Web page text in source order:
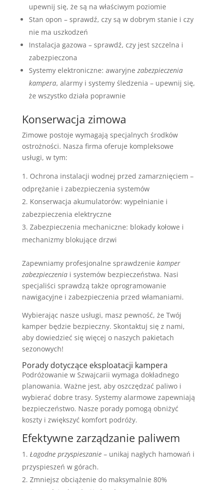
upewnij się, że są na właściwym poziomie
Stan opon – sprawdź, czy są w dobrym stanie i czy
nie ma uszkodzeń
Instalacja gazowa – sprawdź, czy jest szczelna i
zabezpieczona
Systemy elektroniczne: awaryjne zabezpieczenia
kampera, alarmy i systemy śledzenia – upewnij się,
że wszystko działa poprawnie
Konserwacja zimowa
Zimowe postoje wymagają specjalnych środków
ostrożności. Nasza firma oferuje kompleksowe
usługi, w tym:
Ochrona instalacji wodnej przed zamarznięciem –
odprężanie i zabezpieczenia systemów
Konserwacja akumulatorów: wypełnianie i
zabezpieczenia elektryczne
Zabezpieczenia mechaniczne: blokady kołowe i
mechanizmy blokujące drzwi
Zapewniamy profesjonalne sprawdzenie kamper
zabezpieczeniai systemów bezpieczeństwa. Nasi
specjaliści sprawdzą także oprogramowanie
nawigacyjne i zabezpieczenia przed włamaniami.
Wybierając nasze usługi, masz pewność, że Twój
kamper będzie bezpieczny. Skontaktuj się z nami,
aby dowiedzieć się więcej o naszych pakietach
sezonowych!
Porady dotyczące eksploatacji kampera
Podróżowanie w Szwajcarii wymaga dokładnego
planowania. Ważne jest, aby oszczędzać paliwo i
wybierać dobre trasy. Systemy alarmowe zapewniają
bezpieczeństwo. Nasze porady pomogą obniżyć
koszty i zwiększyć komfort podróży.
Efektywne zarządzanie paliwem
Łagodne przyspieszanie– unikaj nagłych hamowań i
przyspieszeń w górach.
Zmniejsz obciążenie do maksymalnie 80%